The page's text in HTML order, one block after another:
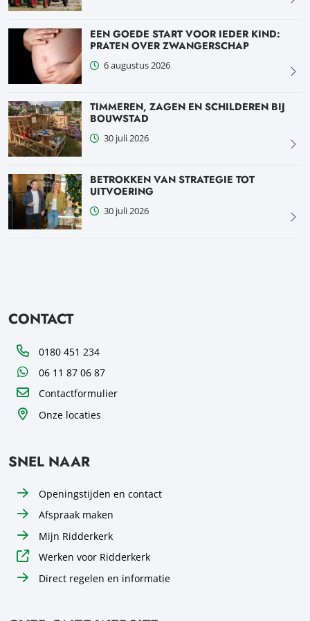
EEN GOEDE START VOOR IEDER KIND:
PRATEN OVER ZWANGERSCHAP
6 augustus 2026
TIMMEREN, ZAGEN EN SCHILDEREN BIJ
BOUWSTAD
30 juli 2026
BETROKKEN VAN STRATEGIE TOT
UITVOERING
30 juli 2026
CONTACT
Telefoon0180 451 234
WhatsApp06 11 87 06 87
Contactformulier
Onze locaties
SNEL NAAR
Openingstijden en contact
Afspraak maken
Mijn Ridderkerk
Werken voor Ridderkerk
Direct regelen en informatie